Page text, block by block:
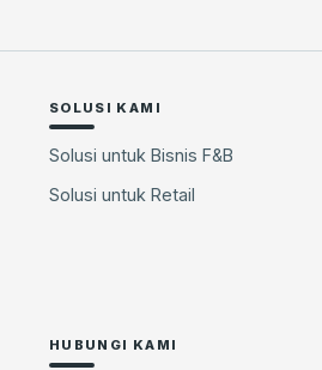
SOLUSI KAMI
Solusi untuk Bisnis F&B
Solusi untuk Retail
HUBUNGI KAMI